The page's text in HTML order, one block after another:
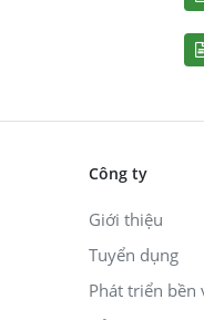
Công ty
Giới thiệu
Tuyển dụng
Phát triển bền